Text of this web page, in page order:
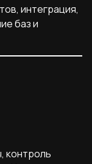
интеграция,
баз и
контроль